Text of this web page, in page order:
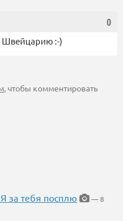
0
Швейцарию :-)
, чтобы комментировать
за тебя посплю
— 8